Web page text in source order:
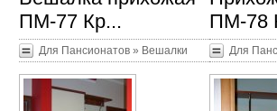
ПМ-77 Кр...
Для Пансионатов » Вешалки
ПМ-78
Для